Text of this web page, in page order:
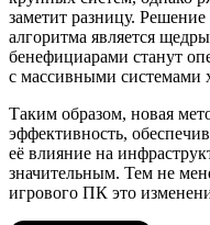
заметит разницу.
алгоритма является
бенефициарами станут
с массивными системами
Таким образом, новая
эффективность,
её влияние на
значительным. Тем не
игрового ПК это